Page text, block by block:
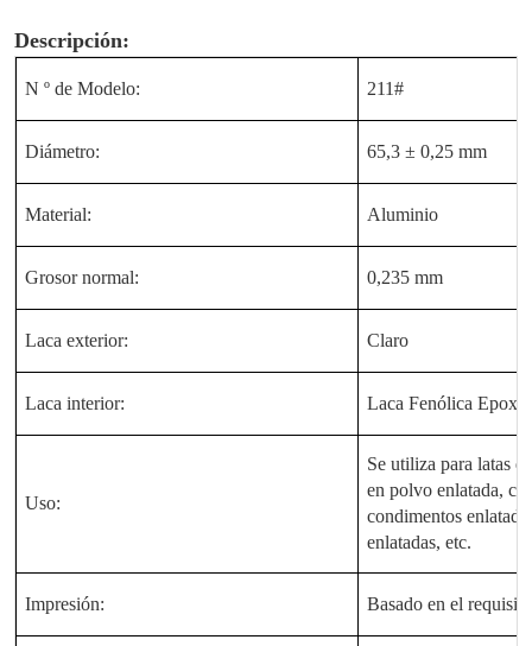
Descripción:
N º de Modelo: 211#
Diámetro: 65,3 ± 0,25 mm
Material: Aluminio
Grosor normal: 0,235 mm
Laca exterior: Claro
Laca interior: Laca Fenólica Epoxi
Uso:
Se utiliza para latas
en polvo enlatada,
condimentos
enlatadas, etc.
Impresión: Basado en el